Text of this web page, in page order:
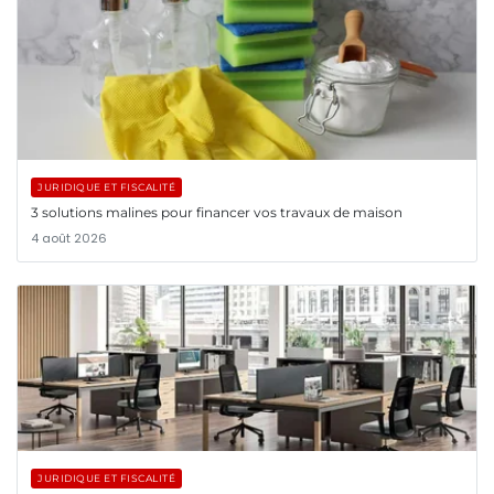
JURIDIQUE ET FISCALITÉ
3 solutions malines pour financer vos travaux de maison
4 août 2026
JURIDIQUE ET FISCALITÉ